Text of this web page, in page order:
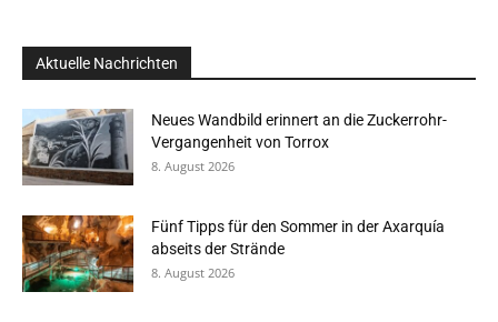
Aktuelle Nachrichten
Neues Wandbild erinnert an die Zuckerrohr-
Vergangenheit von Torrox
8. August 2026
Fünf Tipps für den Sommer in der Axarquía
abseits der Strände
8. August 2026